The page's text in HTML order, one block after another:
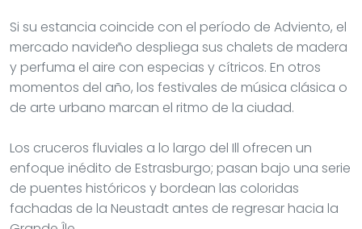
Si su estancia coincide con el período de Adviento, el
mercado navideño despliega sus chalets de madera
y perfuma el aire con especias y cítricos. En otros
momentos del año, los festivales de música clásica o
de arte urbano marcan el ritmo de la ciudad.
Los cruceros fluviales a lo largo del Ill ofrecen un
enfoque inédito de Estrasburgo; pasan bajo una serie
de puentes históricos y bordean las coloridas
fachadas de la Neustadt antes de regresar hacia la